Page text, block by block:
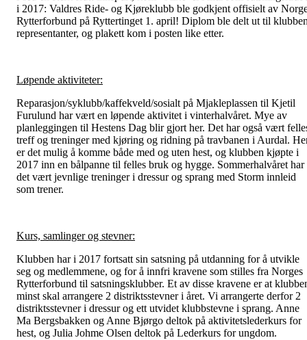
i 2017: Valdres Ride- og Kjøreklubb ble godkjent offisielt av
Rytterforbund på Ryttertinget 1. april! Diplom ble delt ut til
representanter, og plakett kom i posten like etter.
Løpende aktiviteter:
Reparasjon/syklubb/kaffekveld/sosialt på Mjakleplassen til Kjetil
Furulund har vært en løpende aktivitet i vinterhalvåret. Mye av
planleggingen til Hestens Dag blir gjort her. Det har også vært
treff og treninger med kjøring og ridning på travbanen i Aurdal.
er det mulig å komme både med og uten hest, og klubben kjøpte i
2017 inn en bålpanne til felles bruk og hygge. Sommerhalvåret har
det vært jevnlige treninger i dressur og sprang med Storm innleid
som trener.
Kurs, samlinger og stevner:
Klubben har i 2017 fortsatt sin satsning på utdanning for å utvikle
seg og medlemmene, og for å innfri kravene som stilles fra Norges
Rytterforbund til satsningsklubber. Et av disse kravene er at
minst skal arrangere 2 distriktsstevner i året. Vi arrangerte derfor 2
distriktsstevner i dressur og ett utvidet klubbstevne i sprang. Anne
Ma Bergsbakken og Anne Bjørgo deltok på aktivitetslederkurs for
hest, og Julia Johme Olsen deltok på Lederkurs for ungdom.